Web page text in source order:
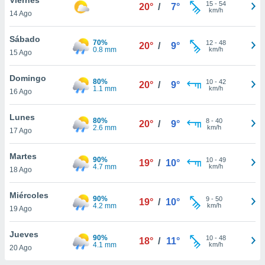
y
en
más
de
14 Ago
20° / 7° 15- 54
km/h
Sábado
15 Ago
70%
0.8 mm
20° / 9° 12- 48
km/h
Domingo
16 Ago
80%
1.1 mm
20° / 9° 10- 42
km/h
Lunes
17 Ago
80%
2.6 mm
20° / 9° 8- 40
km/h
Martes
18 Ago
90%
4.7 mm
19° / 10° 10- 49
km/h
Miércoles
19 Ago
90%
4.2 mm
19° / 10° 9- 50
km/h
Jueves
20 Ago
90%
4.1 mm
18° / 11° 10- 48
km/h